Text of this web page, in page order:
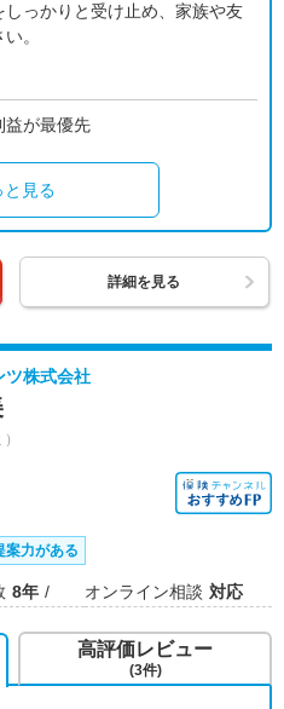
っかりと受け止め、家族や友
。
益が最優先
と見る
詳細を見る
ツ株式会社
案力がある
8年 オンライン相談 対応
高評価レビュー
(3件)